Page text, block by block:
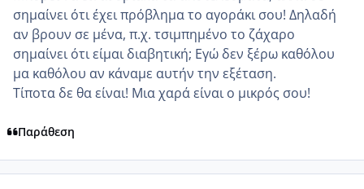
σημαίνει ότι έχει πρόβλημα το αγοράκι σου! Δηλαδή
αν βρουν σε μένα, π.χ. τσιμπημένο το ζάχαρο
σημαίνει ότι είμαι διαβητική; Εγώ δεν ξέρω καθόλου
μα καθόλου αν κάναμε αυτήν την εξέταση.
Τίποτα δε θα είναι! Μια χαρά είναι ο μικρός σου!
Παράθεση